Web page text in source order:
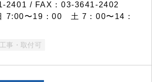
2401 / FAX：03-3641-2402
7:00〜19：00 土 7：00〜14：
工事・取付可